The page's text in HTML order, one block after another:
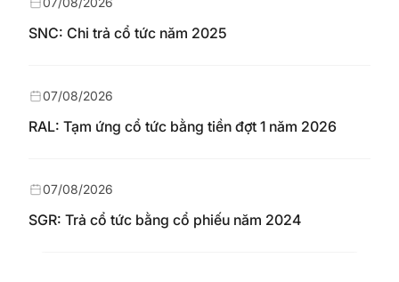
SNC: Chi trả cổ tức năm 2025
RAL: Tạm ứng cổ tức bằng tiền đợt 1 năm 2026
07/08/2026
SGR: Trả cổ tức bằng cổ phiếu năm 2024
07/08/2026